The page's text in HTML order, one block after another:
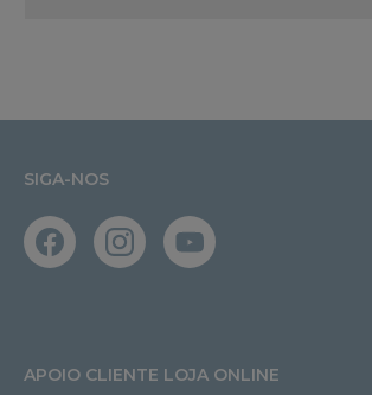
SIGA-NOS
APOIO CLIENTE LOJA ONLINE